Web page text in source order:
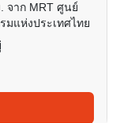
จาก MRT ศูนย์
แห่งประเทศไทย